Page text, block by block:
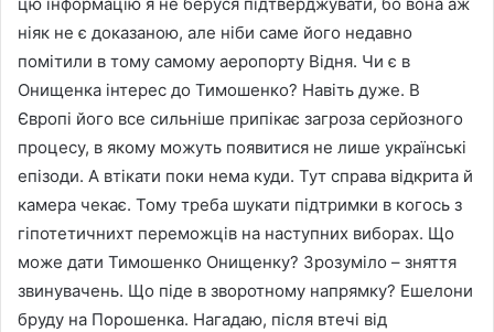
ніяк не є доказаною, але ніби саме його недавно
помітили в тому самому аеропорту Відня. Чи є в
Онищенка інтерес до Тимошенко? Навіть дуже. В
Європі його все сильніше припікає загроза серйозного
процесу, в якому можуть появитися не лише українські
епізоди. А втікати поки нема куди. Тут справа відкрита й
камера чекає. Тому треба шукати підтримки в когось з
гіпотетичнихт переможців на наступних виборах. Що
може дати Тимошенко Онищенку? Зрозуміло – зняття
звинувачень. Що піде в зворотному напрямку? Ешелони
бруду на Порошенка. Нагадаю, після втечі від